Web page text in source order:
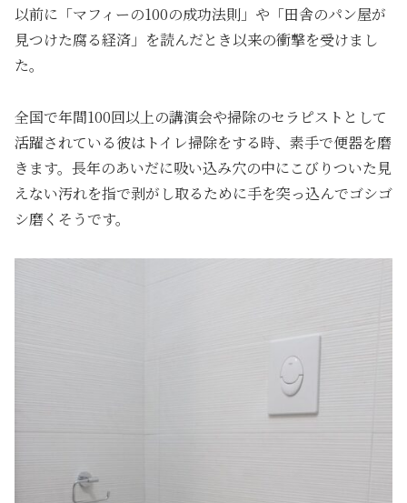
以前に「マフィーの100の成功法則」や「田舎のパン屋が
見つけた腐る経済」を読んだとき以来の衝撃を受けまし
た。
全国で年間100回以上の講演会や掃除のセラピストとして
活躍されている彼はトイレ掃除をする時、素手で便器を磨
きます。長年のあいだに吸い込み穴の中にこびりついた見
えない汚れを指で剥がし取るために手を突っ込んでゴシゴ
シ磨くそうです。